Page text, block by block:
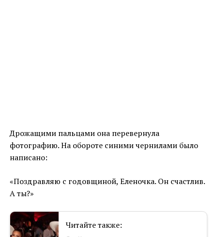
Дрожащими пальцами она перевернула
фотографию. На обороте синими чернилами было
написано:
«Поздравляю с годовщиной, Еленочка. Он счастлив.
А ты?»
Читайте также: